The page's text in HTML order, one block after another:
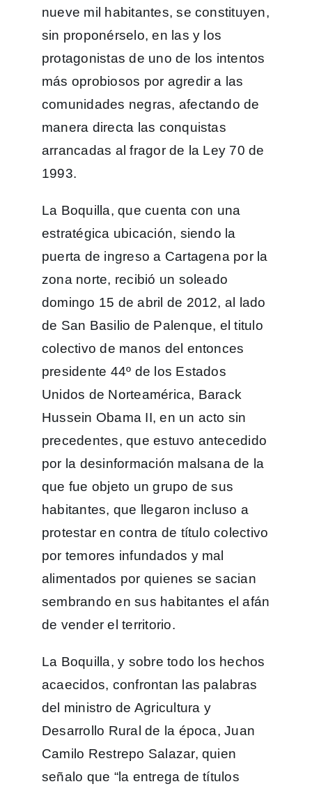
nueve mil habitantes, se constituyen,
sin proponérselo, en las y los
protagonistas de uno de los intentos
más oprobiosos por agredir a las
comunidades negras, afectando de
manera directa las conquistas
arrancadas al fragor de la Ley 70 de
1993.
La Boquilla, que cuenta con una
estratégica ubicación, siendo la
puerta de ingreso a Cartagena por la
zona norte, recibió un soleado
domingo 15 de abril de 2012, al lado
de San Basilio de Palenque, el titulo
colectivo de manos del entonces
presidente 44º de los Estados
Unidos de Norteamérica, Barack
Hussein Obama II​, en un acto sin
precedentes, que estuvo antecedido
por la desinformación malsana de la
que fue objeto un grupo de sus
habitantes, que llegaron incluso a
protestar en contra de título colectivo
por temores infundados y mal
alimentados por quienes se sacian
sembrando en sus habitantes el afán
de vender el territorio.
La Boquilla, y sobre todo los hechos
acaecidos, confrontan las palabras
del ministro de Agricultura y
Desarrollo Rural de la época, Juan
Camilo Restrepo Salazar, quien
señalo que “la entrega de títulos